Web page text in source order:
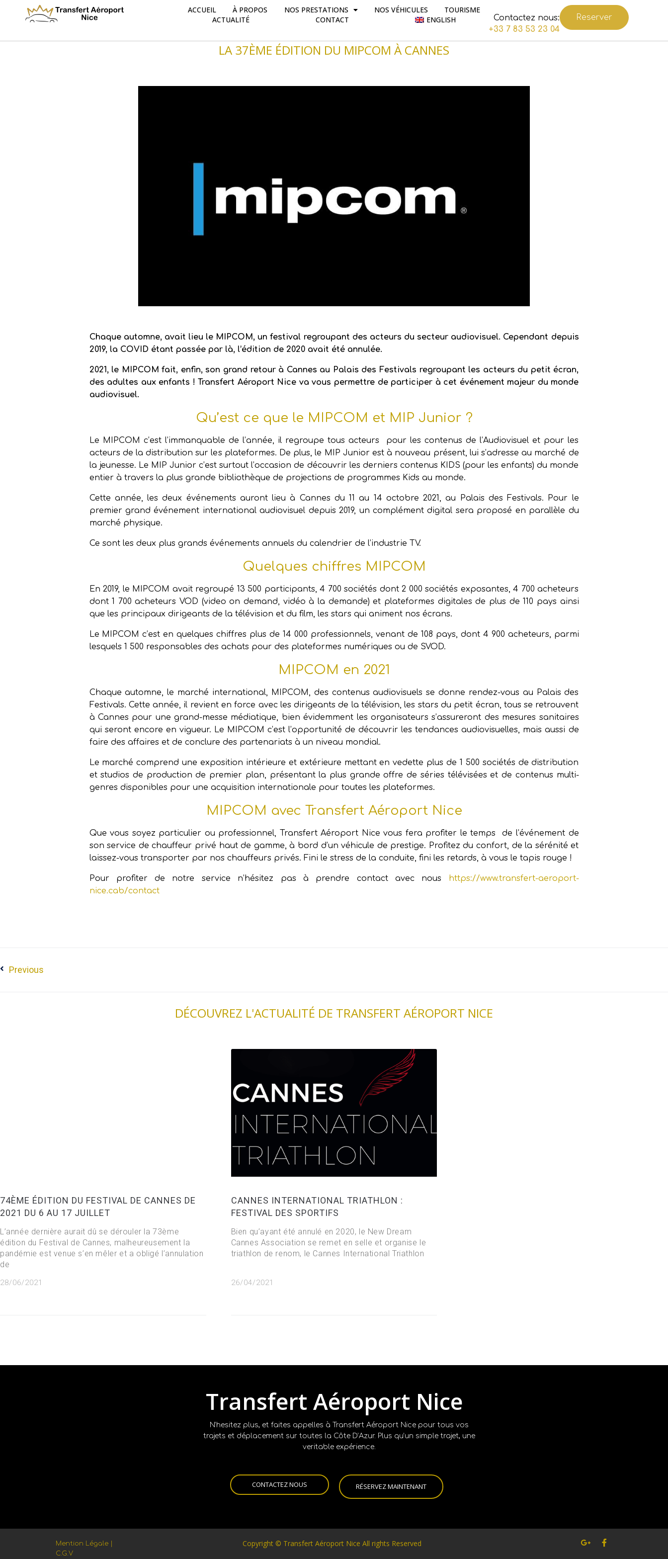
ACCUEIL À PROPOS NOS PRESTATIONS NOS VÉHICULES
TOURISME
ACTUALITÉ
CONTACT ENGLISH
Contactez nous:
+33 7 83 53 23 04
Reserver
LA 37ÈME ÉDITION DU MIPCOM À CANNES
Chaque automne, avait lieu le MIPCOM, un festival regroupant des acteurs du secteur audiovisuel. Cependant depuis
2019, la COVID étant passée par là, l’édition de 2020 avait été annulée.
2021, le MIPCOM fait, enfin, son grand retour à Cannes au Palais des Festivals regroupant les acteurs du petit écran,
des adultes aux enfants ! Transfert Aéroport Nice va vous permettre de participer à cet événement majeur du monde
audiovisuel.
Qu’est ce que le MIPCOM et MIP Junior ?
Le MIPCOM c’est l’immanquable de l’année, il regroupe tous acteurs pour les contenus de l’Audiovisuel et pour les
acteurs de la distribution sur les plateformes. De plus, le MIP Junior est à nouveau présent, lui s’adresse au marché de
la jeunesse. Le MIP Junior c’est surtout l’occasion de découvrir les derniers contenus KIDS (pour les enfants) du monde
entier à travers la plus grande bibliothèque de projections de programmes Kids au monde.
Cette année, les deux événements auront lieu à Cannes du 11 au 14 octobre 2021, au Palais des Festivals. Pour le
premier grand événement international audiovisuel depuis 2019, un complément digital sera proposé en parallèle du
marché physique.
Ce sont les deux plus grands événements annuels du calendrier de l’industrie TV.
Quelques chiffres MIPCOM
En 2019, le MIPCOM avait regroupé 13 500 participants, 4 700 sociétés dont 2 000 sociétés exposantes, 4 700 acheteurs
dont 1 700 acheteurs VOD (video on demand, vidéo à la demande) et plateformes digitales de plus de 110 pays ainsi
que les principaux dirigeants de la télévision et du film, les stars qui animent nos écrans.
Le MIPCOM c’est en quelques chiffres plus de 14 000 professionnels, venant de 108 pays, dont 4 900 acheteurs, parmi
lesquels 1 500 responsables des achats pour des plateformes numériques ou de SVOD.
MIPCOM en 2021
Chaque automne, le marché international, MIPCOM, des contenus audiovisuels se donne rendez-vous au Palais des
Festivals. Cette année, il revient en force avec les dirigeants de la télévision, les stars du petit écran, tous se retrouvent
à Cannes pour une grand-messe médiatique, bien évidemment les organisateurs s’assureront des mesures sanitaires
qui seront encore en vigueur. Le MIPCOM c’est l’opportunité de découvrir les tendances audiovisuelles, mais aussi de
faire des affaires et de conclure des partenariats à un niveau mondial.
Le marché comprend une exposition intérieure et extérieure mettant en vedette plus de 1 500 sociétés de distribution
et studios de production de premier plan, présentant la plus grande offre de séries télévisées et de contenus multi-
genres disponibles pour une acquisition internationale pour toutes les plateformes.
MIPCOM avec Transfert Aéroport Nice
Que vous soyez particulier ou professionnel, ​Transfert Aéroport Nice ​vous fera profiter le temps de l’événement de
son service de chauffeur privé haut de gamme, à bord d’un véhicule de prestige. Profitez du confort, de la sérénité et
laissez-vous transporter par nos chauffeurs privés. Fini le stress de la conduite, fini les retards, à vous le tapis rouge !
Pour profiter de notre service n’hésitez pas à prendre contact avec nous https://www.transfert-aeroport-
nice.cab/contact
Previous
DÉCOUVREZ L'ACTUALITÉ DE TRANSFERT AÉROPORT NICE
74ÈME ÉDITION DU FESTIVAL DE CANNES DE
2021 DU 6 AU 17 JUILLET
L’année dernière aurait dû se dérouler la 73ème
édition du Festival de Cannes, malheureusement la
pandémie est venue s’en mêler et a obligé l’annulation
de
28/06/2021
CANNES INTERNATIONAL TRIATHLON :
FESTIVAL DES SPORTIFS
Bien qu’ayant été annulé en 2020, le New Dream
Cannes Association se remet en selle et organise le
triathlon de renom, le Cannes International Triathlon
26/04/2021
Transfert Aéroport Nice
N’hesitez plus, et faites appelles à Transfert Aéroport Nice pour tous vos
trajets et déplacement sur toutes la Côte D’Azur. Plus qu’un simple trajet, une
veritable expérience.
CONTACTEZ NOUS RÉSERVEZ MAINTENANT
Mention Légale |
C.G.V
Copyright © Transfert Aéroport Nice All rights Reserved